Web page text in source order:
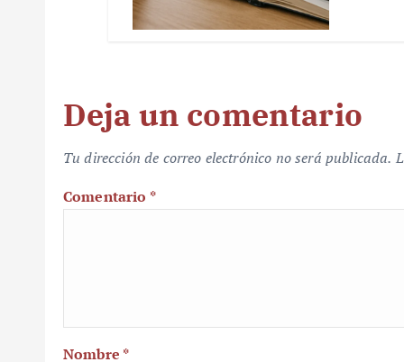
Deja un comentario
Tu dirección de correo electrónico no será publicada.
Comentario *
Nombre *